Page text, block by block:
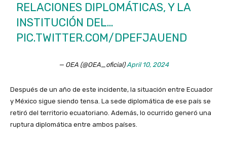
RELACIONES DIPLOMÁTICAS, Y LA
INSTITUCIÓN DEL…
PIC.TWITTER.COM/DPEFJAUEND
— OEA (@OEA_oficial)April 10, 2024
Después de un año de este incidente, la situación entre Ecuador
y México sigue siendo tensa. La sede diplomática de ese país se
retiró del territorio ecuatoriano. Además, lo ocurrido generó una
ruptura diplomática entre ambos países.